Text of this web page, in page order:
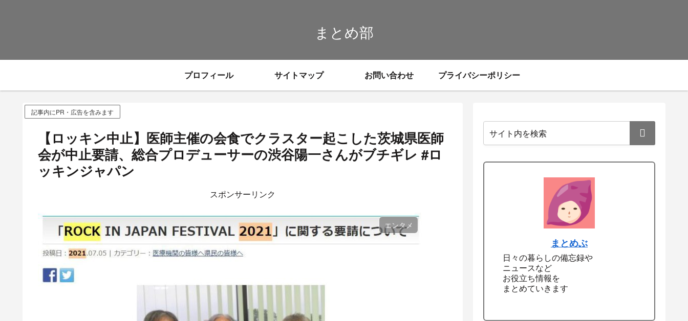
まとめ部
プロフィール サイトマップ お問い合わせ プライバシーポリシー
記事内にPR・広告を含みます
【ロッキン中止】医師主催の会食でクラスター起こした茨城県医師
会が中止要請、総合プロデューサーの渋谷陽一さんがブチギレ #ロ
ッキンジャパン
スポンサーリンク
エンタメ
まとめぶ
日々の暮らしの備忘録や
ニュースなど
お役立ち情報を
まとめていきます